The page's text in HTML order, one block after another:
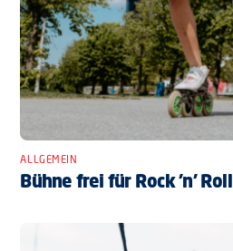
ALLGEMEIN
Bühne frei für Rock ’n’ Roll